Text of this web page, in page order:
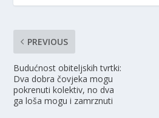
PREVIOUS
Budućnost obiteljskih tvrtki:
Dva dobra čovjeka mogu
pokrenuti kolektiv, no dva
ga loša mogu i zamrznuti